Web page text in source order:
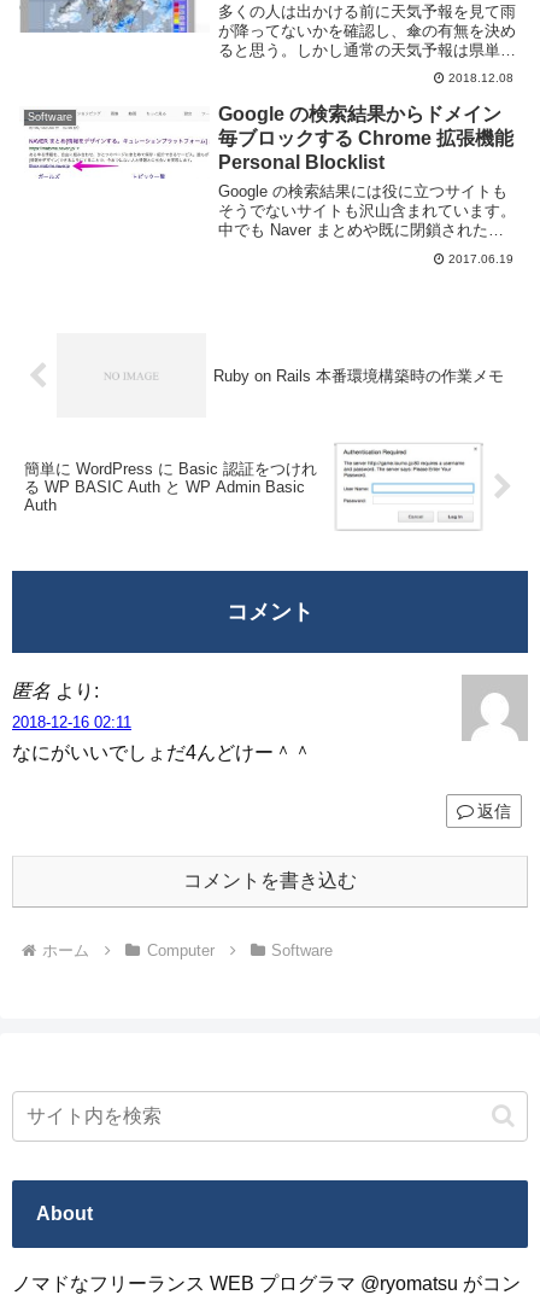
多くの人は出かける前に天気予報を見て雨
が降ってないかを確認し、傘の有無を決め
ると思う。しかし通常の天気予報は県単位
での広範囲を対象としているため、ピンポ
イントで情報が欲しい場合には向いていな
い事もある。雨の情報に限っていえば東京
都下水道局の...
2018.12.08
Software
Google の検索結果からドメイン
毎ブロックする Chrome 拡張機能
Personal Blocklist
Google の検索結果には役に立つサイトも
そうでないサイトも沢山含まれています。
中でも Naver まとめや既に閉鎖された
Welq のようにコピペばかりで内容も薄く
何の役にも立たないキュレーションサイト
2017.06.19
Ruby on Rails 本番環境構築時の作業メモ
簡単に WordPress に Basic 認証をつけれ
る WP BASIC Auth と WP Admin Basic
Auth
コメント
匿名 より:
2018-12-16 02:11
なにがいいでしょだ4んどけー＾＾
返信
コメントを書き込む
ホーム Computer Software
About
ノマドなフリーランス WEB プログラマ @ryomatsu がコン